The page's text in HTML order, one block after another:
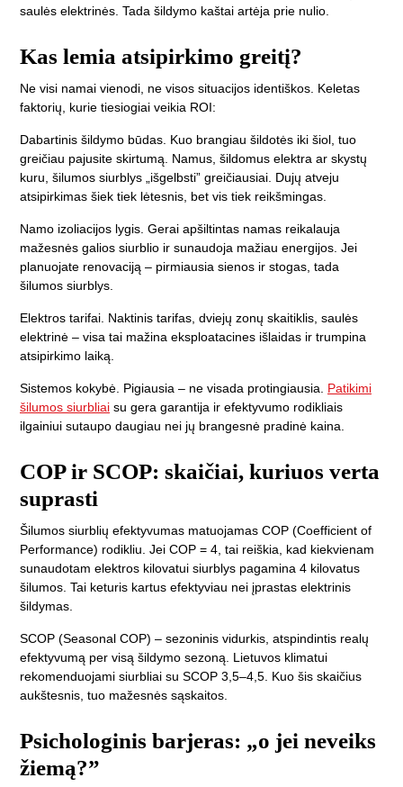
saulės elektrinės. Tada šildymo kaštai artėja prie nulio.
Kas lemia atsipirkimo greitį?
Ne visi namai vienodi, ne visos situacijos identiškos. Keletas
faktorių, kurie tiesiogiai veikia ROI:
Dabartinis šildymo būdas. Kuo brangiau šildotės iki šiol, tuo
greičiau pajusite skirtumą. Namus, šildomus elektra ar skystų
kuru, šilumos siurblys „išgelbsti” greičiausiai. Dujų atveju
atsipirkimas šiek tiek lėtesnis, bet vis tiek reikšmingas.
Namo izoliacijos lygis. Gerai apšiltintas namas reikalauja
mažesnės galios siurblio ir sunaudoja mažiau energijos. Jei
planuojate renovaciją – pirmiausia sienos ir stogas, tada
šilumos siurblys.
Elektros tarifai. Naktinis tarifas, dviejų zonų skaitiklis, saulės
elektrinė – visa tai mažina eksploatacines išlaidas ir trumpina
atsipirkimo laiką.
Sistemos kokybė. Pigiausia – ne visada protingiausia. Patikimi
šilumos siurbliai su gera garantija ir efektyvumo rodikliais
ilgainiui sutaupo daugiau nei jų brangesnė pradinė kaina.
COP ir SCOP: skaičiai, kuriuos verta
suprasti
Šilumos siurblių efektyvumas matuojamas COP (Coefficient of
Performance) rodikliu. Jei COP = 4, tai reiškia, kad kiekvienam
sunaudotam elektros kilovatui siurblys pagamina 4 kilovatus
šilumos. Tai keturis kartus efektyviau nei įprastas elektrinis
šildymas.
SCOP (Seasonal COP) – sezoninis vidurkis, atspindintis realų
efektyvumą per visą šildymo sezoną. Lietuvos klimatui
rekomenduojami siurbliai su SCOP 3,5–4,5. Kuo šis skaičius
aukštesnis, tuo mažesnės sąskaitos.
Psichologinis barjeras: „o jei neveiks
žiemą?”